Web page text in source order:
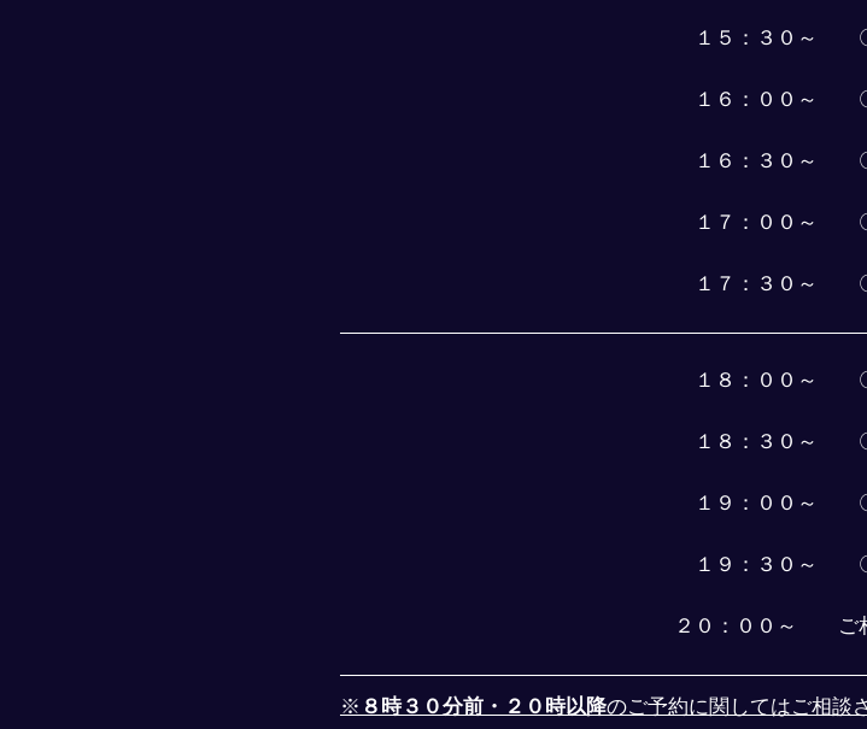
１５：３０～　　
１６：００～　　
１６：３０～　　
１７：００～　　
１７：３０～　　
１８：００～　　
１８：３０～　　
１９：００～　　
１９：３０～　　
２０：００～　　ご
※ ８時３０分前・２０時以降のご予約に関してはご相談